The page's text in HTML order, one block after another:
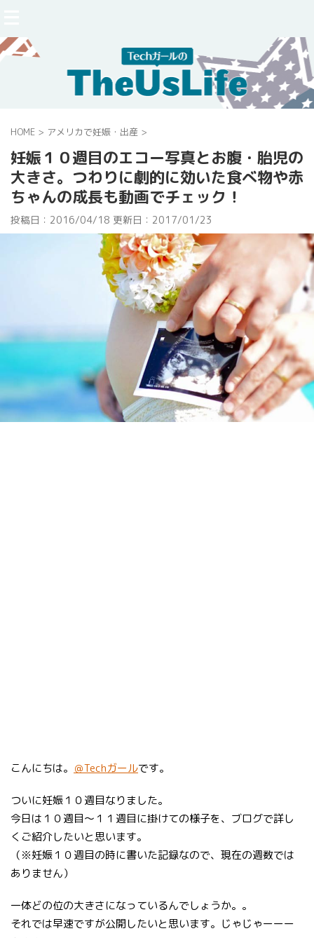
HOME > アメリカで妊娠・出産 >
妊娠１０週目のエコー写真とお腹・胎児の
大きさ。つわりに劇的に効いた食べ物や赤
ちゃんの成長も動画でチェック！
投稿日：2016/04/18 更新日： 2017/01/23
こんにちは。 ＠Techガールです。
ついに妊娠１０週目なりました。
今日は１０週目〜１１週目に掛けての様子を、ブログで詳し
くご紹介したいと思います。
（※妊娠１０週目の時に書いた記録なので、現在の週数では
ありません）
一体どの位の大きさになっているんでしょうか。。
それでは早速ですが公開したいと思います。じゃじゃーーー